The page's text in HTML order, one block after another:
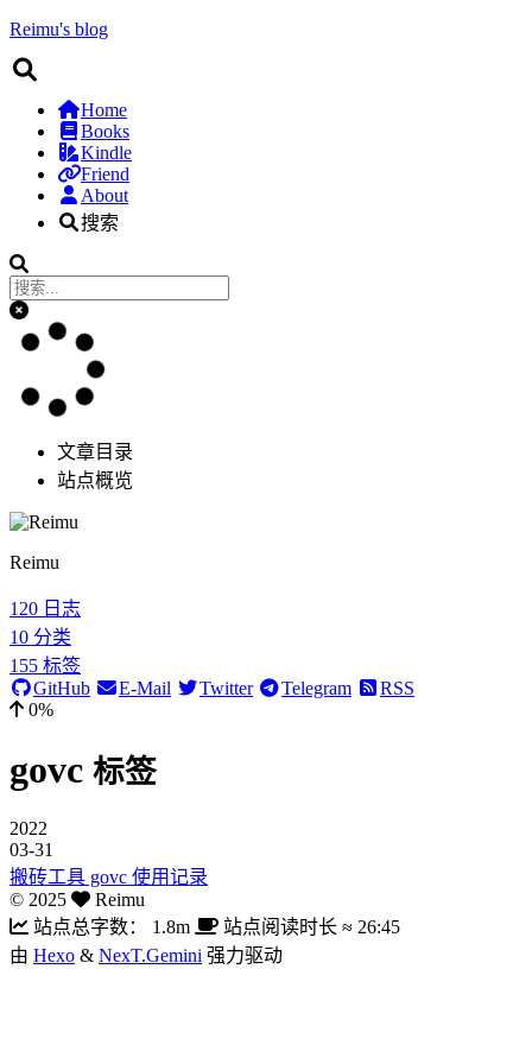
Reimu's blog
Home
Books
Kindle
Friend
About
搜索
文章目录
站点概览
Reimu
120 日志
10 分类
155 标签
GitHub
E-Mail Twitter Telegram
RSS
0%
govc 标签
2022
03-31
搬砖工具 govc 使用记录
© 2025
Reimu
站点总字数：
1.8m 站点阅读时长 ≈ 26:45
由 Hexo & NexT.Gemini 强力驱动